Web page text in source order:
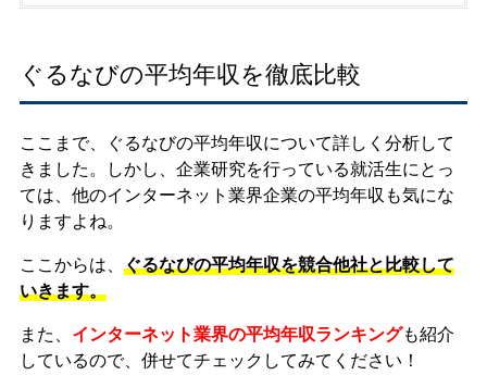
ぐるなびの平均年収を徹底比較
ここまで、ぐるなびの平均年収について詳しく分析して
きました。しかし、企業研究を行っている就活生にとっ
ては、他のインターネット業界企業の平均年収も気にな
りますよね。
ここからは、 ぐるなびの平均年収を競合他社と比較して
いきます。
また、 インターネット業界の平均年収ランキングも紹介
しているので、併せてチェックしてみてください！